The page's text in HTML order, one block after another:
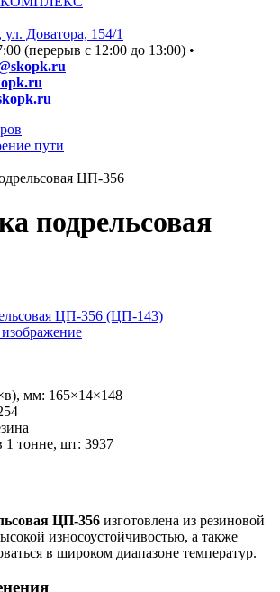
Доватора, 154/1
(перерыв с 12:00 до 13:00) •
пути
ЦП-356
подрельсовая
мм: 165×14×148
1 тонне, шт: 3937
ЦП-356 изготовлена из резиновой
износоустойчивостью, а также
в широком диапазоне температур.